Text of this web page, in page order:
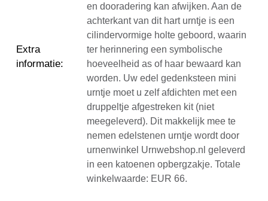
Extra
informatie:
en dooradering kan afwijken. Aan de
achterkant van dit hart urntje is een
cilindervormige holte geboord, waarin
ter herinnering een symbolische
hoeveelheid as of haar bewaard kan
worden. Uw edel gedenksteen mini
urntje moet u zelf afdichten met een
druppeltje afgestreken kit (niet
meegeleverd). Dit makkelijk mee te
nemen edelstenen urntje wordt door
urnenwinkel Urnwebshop.nl geleverd
in een katoenen opbergzakje. Totale
winkelwaarde: EUR 66.